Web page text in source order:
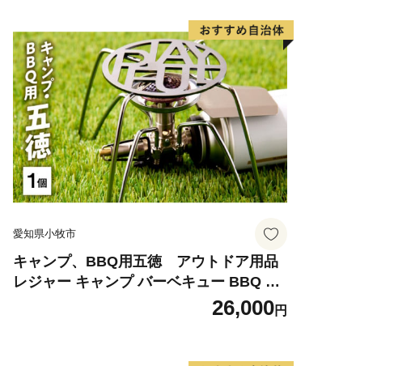
ではの「自然資源」 】
して千年も前より引用されてきたといわれ
山々から生みだされる名水は古くから宍粟
した。山の恵みである名水、澄んだ空気に
酒のみならず、宍粟の豊かな食を支え、宍
います。
伝統と文化 】
染の復活、また女性蔵人による日本酒バー
く文化や伝統が新たな世代に受け継がれ、
し続けています。
愛知県小牧市
キャンプ、BBQ用五徳 アウトドア用品
レジャー キャンプ バーベキュー BBQ 五
26,000円